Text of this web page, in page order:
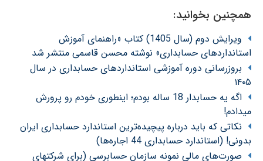
همچنین بخوانید:
ویرایش دوم (سال 1405) کتاب «راهنمای آموزش
استانداردهای حسابداری» نوشته محسن قاسمی منتشر شد
بروزرسانی دوره آموزشی استانداردهای حسابداری در سال
۱۴۰۵
اگه یه حسابدار 18 ساله بودم؛ اینطوری خودم رو پرورش
میدادم!
نکاتی که باید درباره پیچیده‌ترین استاندارد حسابداری ایران
بدونی! (استاندارد حسابداری 44 اجاره‌ها)
صورت‌های مالی نمونه سازمان حسابرسی (برای شرکتهای